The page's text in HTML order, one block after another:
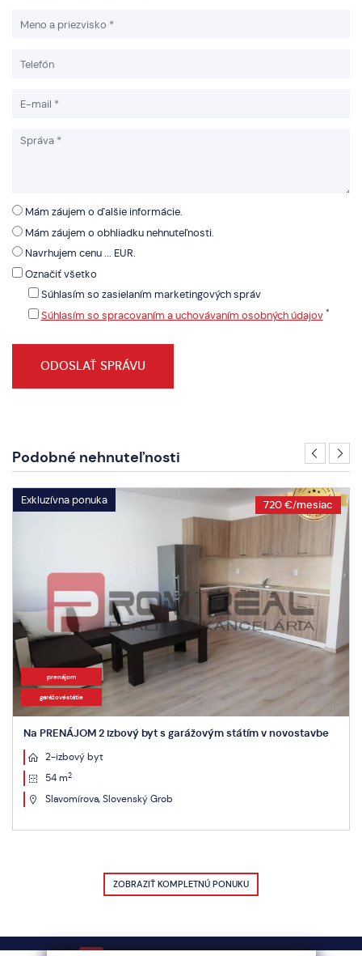
Mám záujem o ďalšie informácie.
Mám záujem o obhliadku nehnuteľnosti.
Navrhujem cenu ... EUR.
Označiť všetko
Súhlasím so zasielaním marketingových správ
Súhlasím so spracovaním a uchovávaním osobných údajov *
Podobné nehnuteľnosti
Exkluzívna ponuka 720 €/mesiac
prenájom
garážovéstátie
Na PRENÁJOM 2 izbový byt s garážovým státím v novostavbe
2-izbový byt
54 m2
Slavomírova, Slovenský Grob
ZOBRAZIŤ KOMPLETNÚ PONUKU